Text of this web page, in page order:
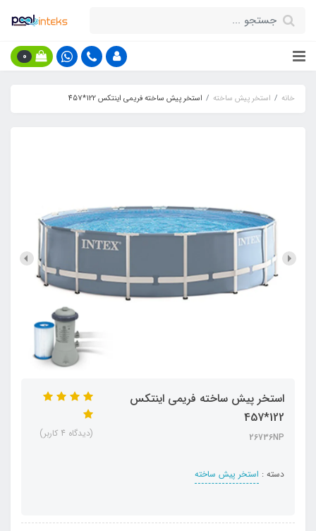
0
خانه استخر پیش ساخته استخر پیش ساخته فریمی اینتکس 122*457
استخر پیش ساخته فریمی اینتکس
122*457
26736NP
دسته : استخر پیش ساخته
(دیدگاه 4 کاربر)